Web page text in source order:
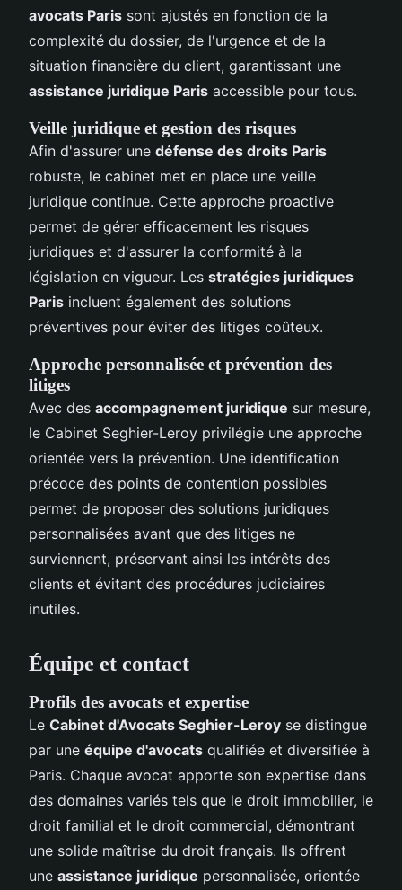
avocats Paris sont ajustés en fonction de la
complexité du dossier, de l'urgence et de la
situation financière du client, garantissant une
assistance juridique Paris accessible pour tous.
Veille juridique et gestion des risques
Afin d'assurer une défense des droits Paris
robuste, le cabinet met en place une veille
juridique continue. Cette approche proactive
permet de gérer efficacement les risques
juridiques et d'assurer la conformité à la
législation en vigueur. Les stratégies juridiques
Paris incluent également des solutions
préventives pour éviter des litiges coûteux.
Approche personnalisée et prévention des
litiges
Avec des accompagnement juridique sur mesure,
le Cabinet Seghier-Leroy privilégie une approche
orientée vers la prévention. Une identification
précoce des points de contention possibles
permet de proposer des solutions juridiques
personnalisées avant que des litiges ne
surviennent, préservant ainsi les intérêts des
clients et évitant des procédures judiciaires
inutiles.
Équipe et contact
Profils des avocats et expertise
Le Cabinet d'Avocats Seghier-Leroy se distingue
par une équipe d'avocats qualifiée et diversifiée à
Paris. Chaque avocat apporte son expertise dans
des domaines variés tels que le droit immobilier, le
droit familial et le droit commercial, démontrant
une solide maîtrise du droit français. Ils offrent
une assistance juridique personnalisée, orientée